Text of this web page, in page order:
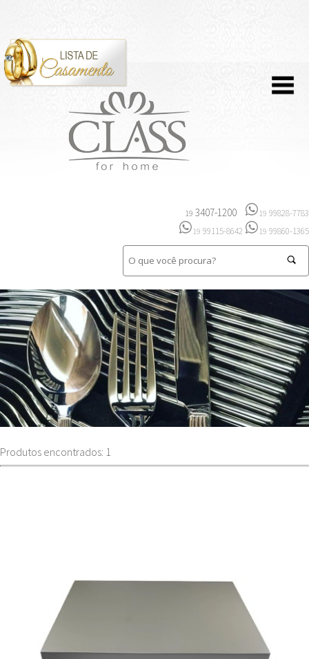
19 3407-1200 19 99828-7783
19 99115-8642 19 99860-1365
Produtos encontrados: 1